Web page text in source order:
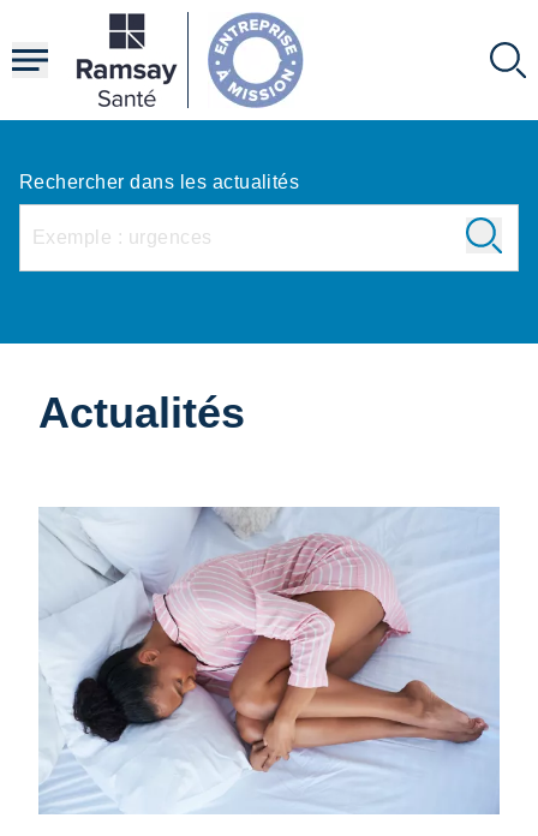
contenu
principal
Rechercher dans les actualités
Actualités